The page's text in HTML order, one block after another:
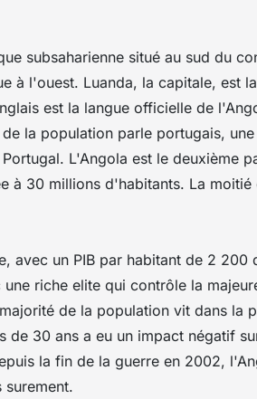
subsaharienne situé au sud du
à l'ouest. Luanda, la capitale, est
est la langue officielle de
la population parle portugais,
L'Angola est le deuxième
à 30 millions d'habitants. La
avec un PIB par habitant de 2 200
riche elite qui contrôle la
de la population vit dans la
de 30 ans a eu un impact négatif
la fin de la guerre en 2002,
surement.